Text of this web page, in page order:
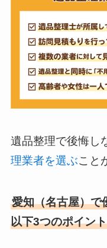
遺品整理で後悔し
理業者を選ぶこと
愛知（名古屋）で
以下3つのポイン